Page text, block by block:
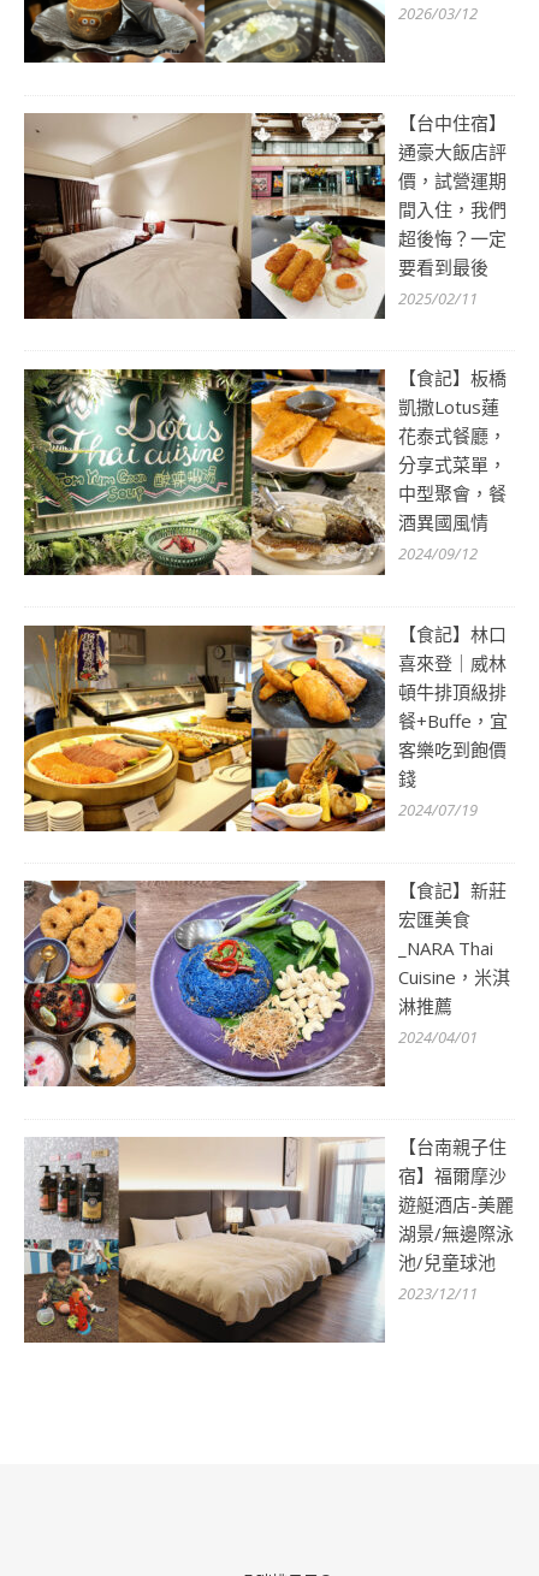
2026/03/12
【台中住宿】
通豪大飯店評
價，試營運期
間入住，我們
超後悔？一定
要看到最後
2025/02/11
【食記】板橋
凱撒Lotus蓮
花泰式餐廳，
分享式菜單，
中型聚會，餐
酒異國風情
2024/09/12
【食記】林口
喜來登｜威林
頓牛排頂級排
餐+Buffe，宜
客樂吃到飽價
錢
2024/07/19
【食記】新莊
宏匯美食
_NARA Thai
Cuisine，米淇
淋推薦
2024/04/01
【台南親子住
宿】福爾摩沙
遊艇酒店-美麗
湖景/無邊際泳
池/兒童球池
2023/12/11